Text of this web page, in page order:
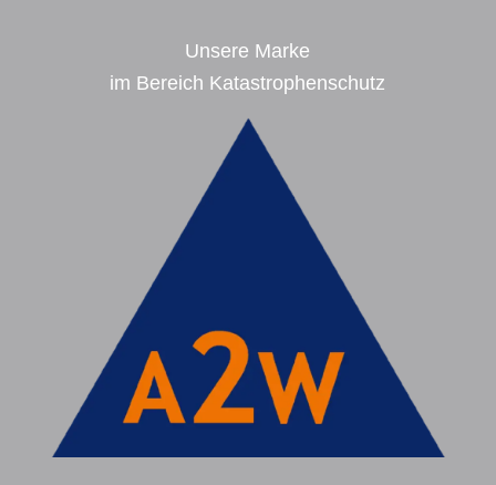
Unsere Marke
im Bereich Katastrophenschutz